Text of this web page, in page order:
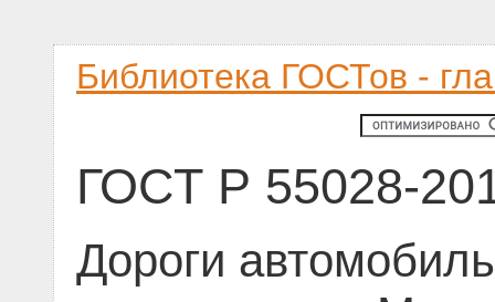
Библиотека ГОСТов -
ГОСТ Р 55028-
Дороги